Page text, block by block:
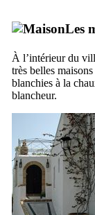
Les
À l’intérieur du
très belles
blanchies à la
blancheur.